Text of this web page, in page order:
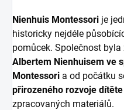
Nienhuis Montessori je
historicky nejdéle
pomůcek. Společnost
Albertem Nienhuisem ve
Montessori a od počátku
přirozeného rozvoje dítěte
zpracovaných materiálů.